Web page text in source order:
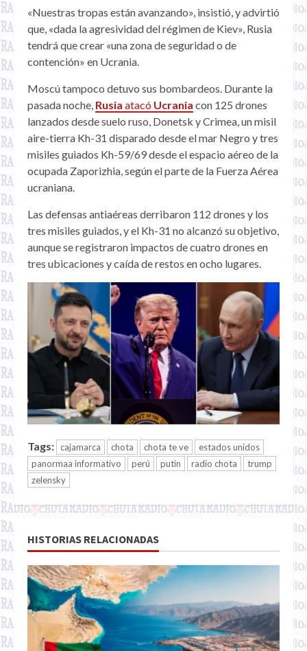
«Nuestras tropas están avanzando», insistió, y advirtió
que, «dada la agresividad del régimen de Kiev», Rusia
tendrá que crear «una zona de seguridad o de
contención» en Ucrania.
Moscú tampoco detuvo sus bombardeos. Durante la
pasada noche, Rusia atacó Ucrania con 125 drones
lanzados desde suelo ruso, Donetsk y Crimea, un misil
aire-tierra Kh-31 disparado desde el mar Negro y tres
misiles guiados Kh-59/69 desde el espacio aéreo de la
ocupada Zaporizhia, según el parte de la Fuerza Aérea
ucraniana.
Las defensas antiaéreas derribaron 112 drones y los
tres misiles guiados, y el Kh-31 no alcanzó su objetivo,
aunque se registraron impactos de cuatro drones en
tres ubicaciones y caída de restos en ocho lugares.
Tags: cajamarca chota chota te ve
estados unidos
panormaa informativo
perú putin radio chota
trump
zelensky
HISTORIAS RELACIONADAS